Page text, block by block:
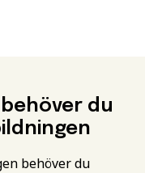
du
behöver du